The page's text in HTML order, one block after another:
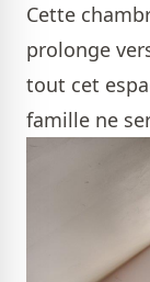
Cette
prolonge
tout cet
famille ne